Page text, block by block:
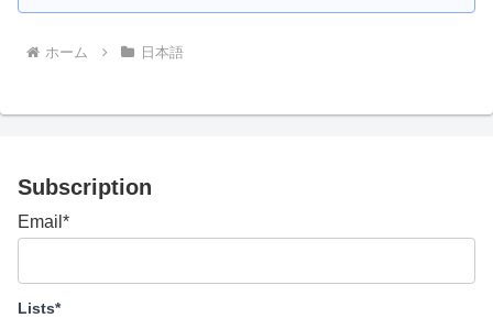
ホーム 日本語
Subscription
Email*
Lists*